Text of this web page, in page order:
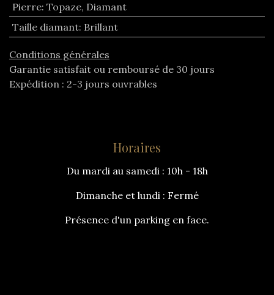
Pierre: Topaze, Diamant
Taille diamant: Brillant
Conditions générales
Garantie satisfait ou remboursé de 30 jours
Expédition : 2-3 jours ouvrables
Horaires
Du mardi au samedi : 10h - 18h
Dimanche et lundi : Fermé
Présence d'un parking en face.